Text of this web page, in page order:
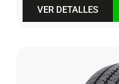
VER DETALLES